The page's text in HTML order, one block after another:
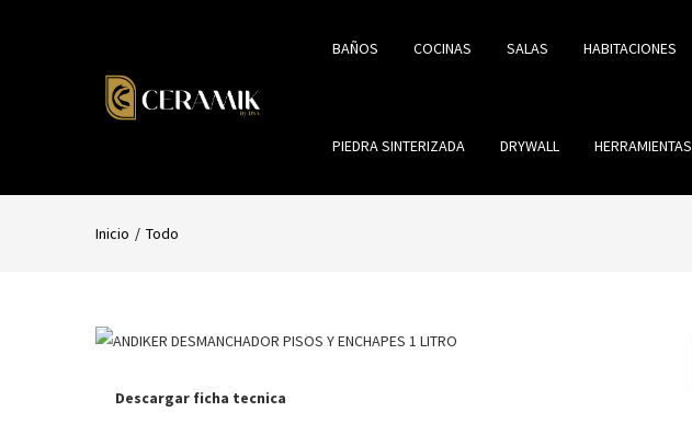
BAÑOS COCINAS SALAS HABITACIONES
PIEDRA SINTERIZADA DRYWALL HERRAMIENTAS
Inicio Todo
Descargar ficha tecnica